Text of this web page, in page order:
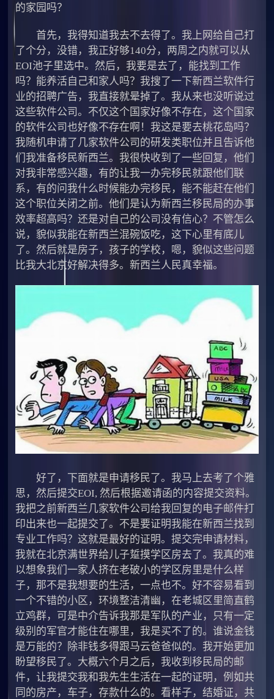
的家园吗？
首先，我得知道我去不去得了。我上网给自己打
了个分，没错，我正好够140分，两周之内就可以从
EOI池子里选中。然后，我要是去了，能找到工作
吗？能养活自己和家人吗？我搜了一下新西兰软件行
业的招聘广告，我直接就晕掉了。我从来也没听说过
这些软件公司。不仅这个国家好像不存在，这个国家
的软件公司也好像不存在啊！我这是要去桃花岛吗？
我随机申请了几家软件公司的研发类职位并且告诉他
们我准备移民新西兰。我很快收到了一些回复，他们
对我非常感兴趣，有的让我一办完移民就跟他们联
系，有的问我什么时候能办完移民，能不能赶在他们
这个职位关闭之前。他们是认为新西兰移民局的办事
效率超高吗？还是对自己的公司没有信心？不管怎么
说，貌似我能在新西兰混碗饭吃，这下心里有底儿
了。然后就是房子，孩子的学校，嗯，貌似这些问题
比我大北京好解决得多。新西兰人民真幸福。
好了，下面就是申请移民了。我马上去考了个雅
思，然后提交EOI, 然后根据邀请函的内容提交资料。
我把之前新西兰几家软件公司给我回复的电子邮件打
印出来也一起提交了。不是要证明我能在新西兰找到
专业工作吗？这就是最好的证明。提交完申请材料，
我就在北京满世界给儿子踅摸学区房去了。我真的难
以想象我们一家人挤在老破小的学区房里是什么样
子，那不是我想要的生活，一点也不。好不容易看到
一个不错的小区，环境整洁清幽，在老城区里简直鹤
立鸡群，可是中介告诉我那是军队的产业，只有一定
级别的军官才能住在哪里，我是买不了的。谁说金钱
是万能的？除非钱多得跟马云爸爸似的。我开始更加
盼望移民了。大概六个月之后，我收到移民局的邮
件，让我提交我和我先生生活在一起的证明，例如共
同的房产，车子，存款什么的。看样子，结婚证，共